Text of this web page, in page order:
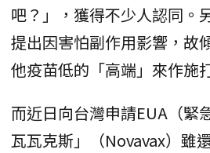
吧？」，獲得不少人認同。
提出因害怕副作用影響，故
他疫苗低的「高端」來作施
而近日向台灣申請EUA（緊
瓦瓦克斯」（Novavax）雖